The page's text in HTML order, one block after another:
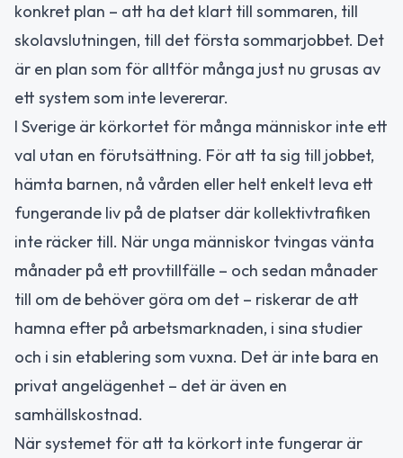
konkret plan – att ha det klart till sommaren, till
skolavslutningen, till det första sommarjobbet. Det
är en plan som för alltför många just nu grusas av
ett system som inte levererar.
I Sverige är körkortet för många människor inte ett
val utan en förutsättning. För att ta sig till jobbet,
hämta barnen, nå vården eller helt enkelt leva ett
fungerande liv på de platser där kollektivtrafiken
inte räcker till. När unga människor tvingas vänta
månader på ett provtillfälle – och sedan månader
till om de behöver göra om det – riskerar de att
hamna efter på arbetsmarknaden, i sina studier
och i sin etablering som vuxna. Det är inte bara en
privat angelägenhet – det är även en
samhällskostnad.
När systemet för att ta körkort inte fungerar är